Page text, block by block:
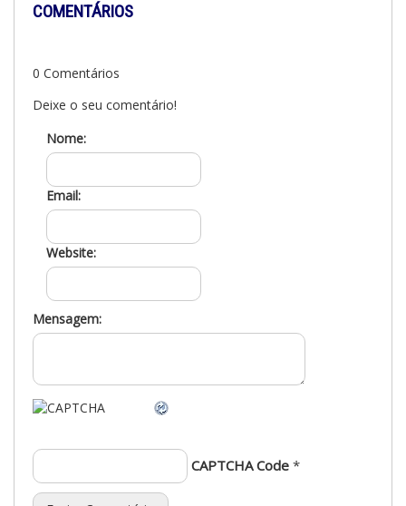
COMENTÁRIOS
0 Comentários
Deixe o seu comentário!
Nome:
Email:
Website:
Mensagem:
CAPTCHA Code *